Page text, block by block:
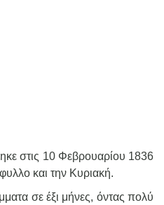
στις 10 Φεβρουαρίου 1836
και την Κυριακή.
σε έξι μήνες, όντας πολύ